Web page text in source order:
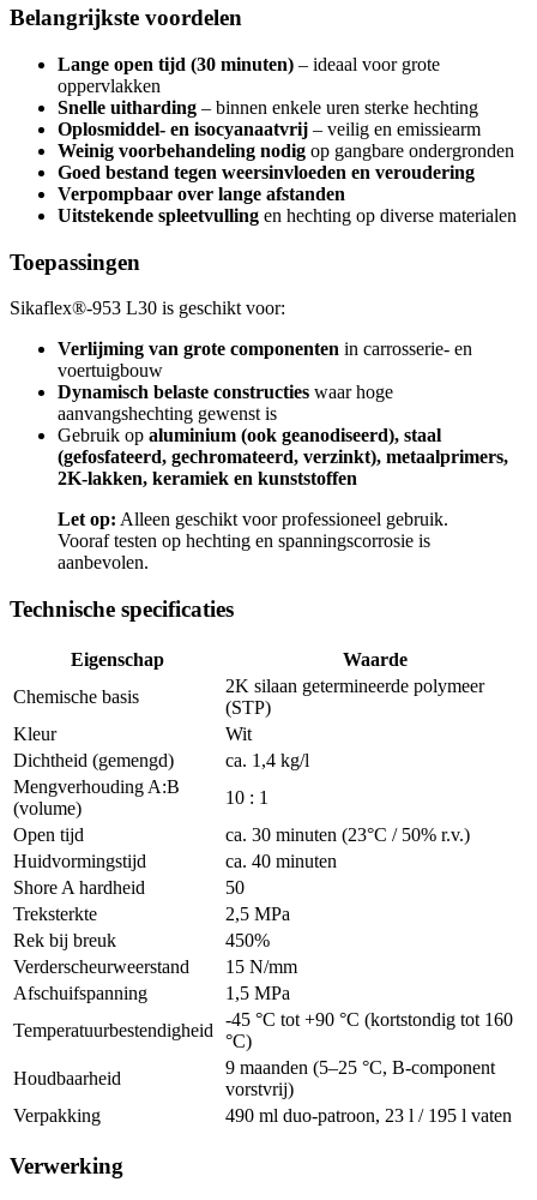
Belangrijkste voordelen
Lange open tijd (30 minuten) – ideaal voor grote
oppervlakken
Snelle uitharding – binnen enkele uren sterke hechting
Oplosmiddel- en isocyanaatvrij – veilig en emissiearm
Weinig voorbehandeling nodig op gangbare ondergronden
Goed bestand tegen weersinvloeden en veroudering
Verpompbaar over lange afstanden
Uitstekende spleetvulling en hechting op diverse materialen
Toepassingen
Sikaflex®-953 L30 is geschikt voor:
Verlijming van grote componenten in carrosserie- en
voertuigbouw
Dynamisch belaste constructies waar hoge
aanvangshechting gewenst is
Gebruik op aluminium (ook geanodiseerd), staal
(gefosfateerd, gechromateerd, verzinkt), metaalprimers,
2K-lakken, keramiek en kunststoffen
Let op: Alleen geschikt voor professioneel gebruik.
Vooraf testen op hechting en spanningscorrosie is
aanbevolen.
Technische specificaties
Eigenschap
Waarde
Chemische basis
2K silaan getermineerde polymeer
(STP)
Kleur
Wit
Dichtheid (gemengd)
ca. 1,4 kg/l
Mengverhouding A:B
(volume)
10 : 1
Open tijd
ca. 30 minuten (23°C / 50% r.v.)
Huidvormingstijd
ca. 40 minuten
Shore A hardheid
50
Treksterkte
2,5 MPa
Rek bij breuk
450%
Verderscheurweerstand
15 N/mm
Afschuifspanning
1,5 MPa
Temperatuurbestendigheid
-45 °C tot +90 °C (kortstondig tot 160
°C)
Houdbaarheid
9 maanden (5–25 °C, B-component
vorstvrij)
Verpakking
490 ml duo-patroon, 23 l / 195 l vaten
Verwerking